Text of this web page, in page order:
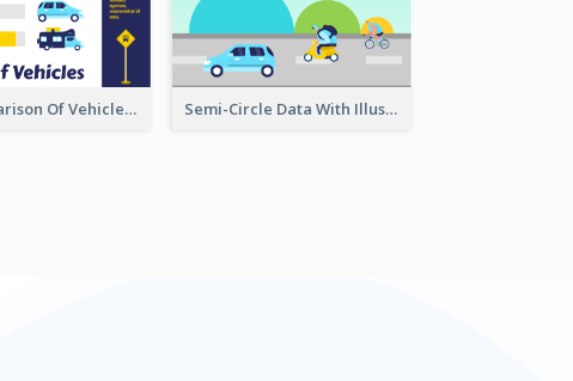
Bar Comparison Of Vehicles Semi-Circle Data With Illustration